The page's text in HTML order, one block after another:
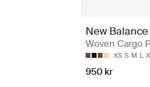
New Balance
Woven Cargo
XS S M L
950 kr